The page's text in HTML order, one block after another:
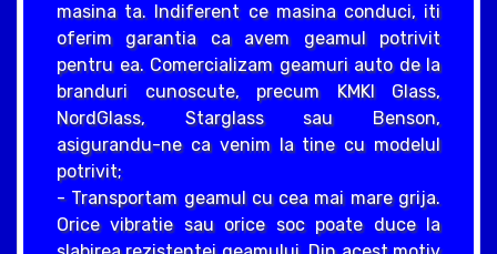
masina ta. Indiferent ce masina conduci, iti
oferim garantia ca avem geamul potrivit
pentru ea. Comercializam geamuri auto de la
branduri cunoscute, precum KMKI Glass,
NordGlass, Starglass sau Benson,
asigurandu-ne ca venim la tine cu modelul
potrivit;
- Transportam geamul cu cea mai mare grija.
Orice vibratie sau orice soc poate duce la